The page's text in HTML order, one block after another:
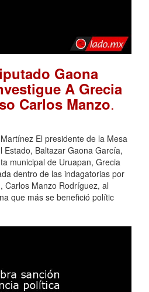
Gaona
A Grecia
Carlos Manzo.
El presidente de la Mesa
Estado, Baltazar Gaona García,
municipal de Uruapan, Grecia
dentro de las indagatorias por
Carlos Manzo Rodríguez, al
que más se benefició polític